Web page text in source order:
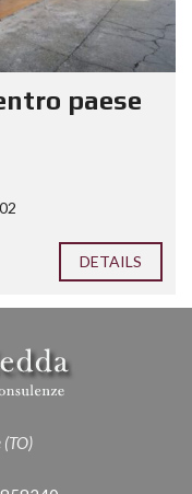
paese
DETAILS